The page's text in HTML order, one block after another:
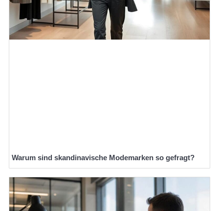
Warum sind skandinavische Modemarken so gefragt?